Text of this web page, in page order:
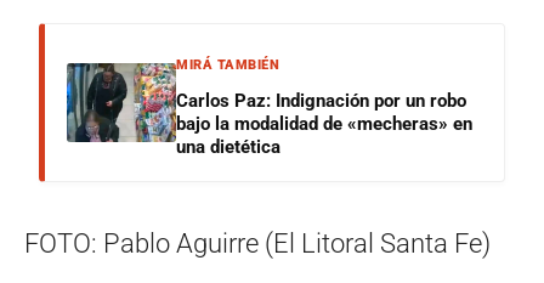
MIRÁ TAMBIÉN
Carlos Paz: Indignación por un robo
bajo la modalidad de «mecheras» en
una dietética
FOTO: Pablo Aguirre (El Litoral Santa Fe)